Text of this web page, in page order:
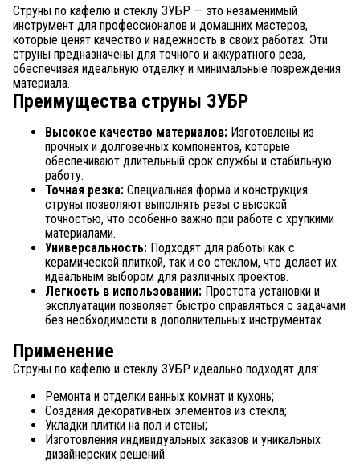
Струны по кафелю и стеклу ЗУБР — это незаменимый
инструмент для профессионалов и домашних мастеров,
которые ценят качество и надежность в своих работах. Эти
струны предназначены для точного и аккуратного реза,
обеспечивая идеальную отделку и минимальные повреждения
материала.
Преимущества струны ЗУБР
Высокое качество материалов: Изготовлены из
прочных и долговечных компонентов, которые
обеспечивают длительный срок службы и стабильную
работу.
Точная резка: Специальная форма и конструкция
струны позволяют выполнять резы с высокой
точностью, что особенно важно при работе с хрупкими
материалами.
Универсальность: Подходят для работы как с
керамической плиткой, так и со стеклом, что делает их
идеальным выбором для различных проектов.
Легкость в использовании: Простота установки и
эксплуатации позволяет быстро справляться с задачами
без необходимости в дополнительных инструментах.
Применение
Струны по кафелю и стеклу ЗУБР идеально подходят для:
Ремонта и отделки ванных комнат и кухонь;
Создания декоративных элементов из стекла;
Укладки плитки на пол и стены;
Изготовления индивидуальных заказов и уникальных
дизайнерских решений.